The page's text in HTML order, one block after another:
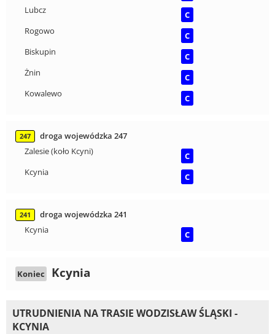
Lubcz
C
Rogowo
C
Biskupin
C
Żnin
C
Kowalewo
C
247
droga wojewódzka 247
Zalesie (koło Kcyni)
C
Kcynia
C
241
droga wojewódzka 241
Kcynia
C
Koniec Kcynia
UTRUDNIENIA NA TRASIE WODZISŁAW ŚLĄSKI -
KCYNIA